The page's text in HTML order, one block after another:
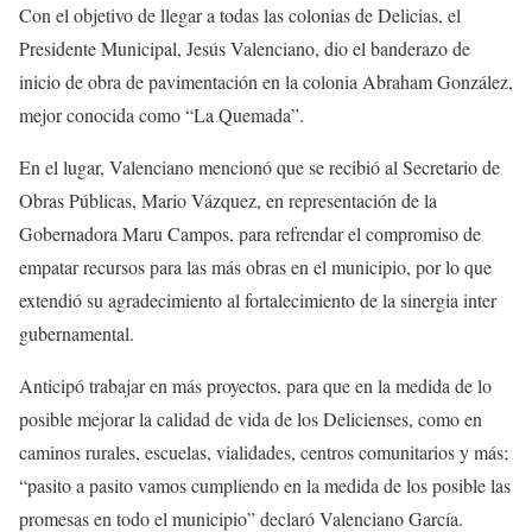
Con el objetivo de llegar a todas las colonias de Delicias, el
Presidente Municipal, Jesús Valenciano, dio el banderazo de
inicio de obra de pavimentación en la colonia Abraham González,
mejor conocida como “La Quemada”.
En el lugar, Valenciano mencionó que se recibió al Secretario de
Obras Públicas, Mario Vázquez, en representación de la
Gobernadora Maru Campos, para refrendar el compromiso de
empatar recursos para las más obras en el municipio, por lo que
extendió su agradecimiento al fortalecimiento de la sinergia inter
gubernamental.
Anticipó trabajar en más proyectos, para que en la medida de lo
posible mejorar la calidad de vida de los Delicienses, como en
caminos rurales, escuelas, vialidades, centros comunitarios y más;
“pasito a pasito vamos cumpliendo en la medida de los posible las
promesas en todo el municipio” declaró Valenciano García.